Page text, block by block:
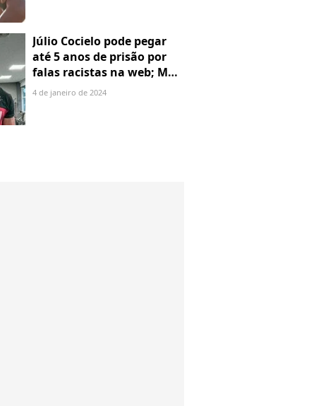
Júlio Cocielo pode pegar
até 5 anos de prisão por
falas racistas na web; MPF
identificou 9 posts com
4 de janeiro de 2024